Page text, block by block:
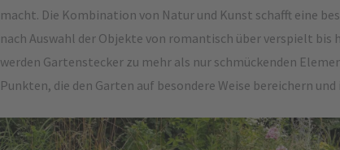
macht. Die Kombination von Natur und Kunst schafft eine
nach Auswahl der Objekte von romantisch über verspielt bis
werden Gartenstecker zu mehr als nur schmückenden
Punkten, die den Garten auf besondere Weise bereichern